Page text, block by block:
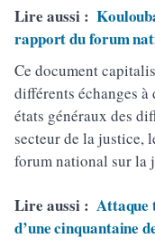
Lire aussi :
rapport du forum
Ce document
différents échanges
états généraux des
secteur de la justice,
forum national sur la
Lire aussi : Attaque
d’une cinquantaine